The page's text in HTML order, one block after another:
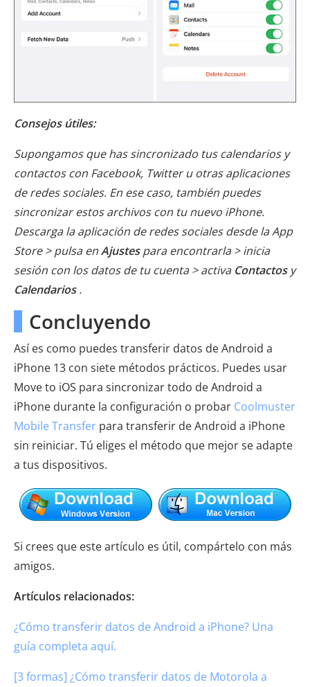
Consejos útiles:
Supongamos que has sincronizado tus calendarios y
contactos con Facebook, Twitter u otras aplicaciones
de redes sociales. En ese caso, también puedes
sincronizar estos archivos con tu nuevo iPhone.
Descarga la aplicación de redes sociales desde la App
Store > pulsa enAjustespara encontrarla > inicia
sesión con los datos de tu cuenta > activa Contactosy
Calendarios.
Concluyendo
Así es como puedes transferir datos de Android a
iPhone 13 con siete métodos prácticos. Puedes usar
Move to iOS para sincronizar todo de Android a
iPhone durante la configuración o probar Coolmuster
Mobile Transfer para transferir de Android a iPhone
sin reiniciar. Tú eliges el método que mejor se adapte
a tus dispositivos.
Si crees que este artículo es útil, compártelo con más
amigos.
Artículos relacionados:
¿Cómo transferir datos de Android a iPhone? Una
guía completa aquí.
[3 formas] ¿Cómo transferir datos de Motorola a